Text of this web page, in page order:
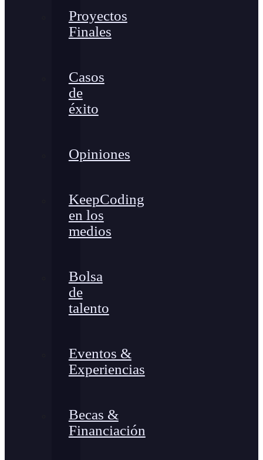
Proyectos
Finales
Casos
de
éxito
Opiniones
KeepCoding
en los
medios
Bolsa
de
talento
Eventos &
Experiencias
Becas &
Financiación